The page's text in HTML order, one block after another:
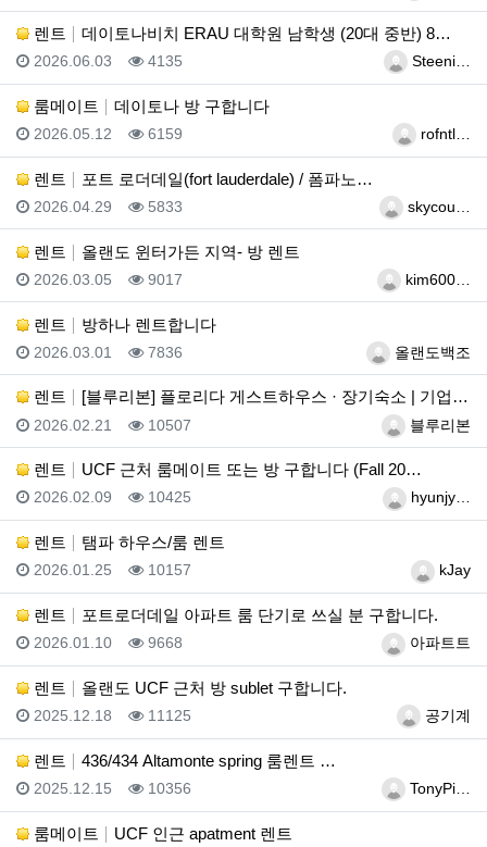
렌트 데이토나비치 ERAU 대학원 남학생 (20대 중반) 8…
등록자Steeni…
등록일
2026.06.03 조회
4135
룸메이트 데이토나 방 구합니다
등록자rofntl…
등록일
2026.05.12 조회
6159
렌트 포트 로더데일(fort lauderdale) / 폼파노…
등록자skycou…
등록일
2026.04.29 조회
5833
렌트 올랜도 윈터가든 지역- 방 렌트
등록자kim600…
등록일
2026.03.05 조회
9017
렌트 방하나 렌트합니다
등록자올랜도백조
등록일
2026.03.01 조회
7836
렌트 [블루리본] 플로리다 게스트하우스 · 장기숙소 | 기업…
등록자블루리본
등록일
2026.02.21 조회
10507
렌트 UCF 근처 룸메이트 또는 방 구합니다 (Fall 20…
등록자hyunjy…
등록일
2026.02.09 조회
10425
렌트 탬파 하우스/룸 렌트
등록자kJay
등록일
2026.01.25 조회
10157
렌트 포트로더데일 아파트 룸 단기로 쓰실 분 구합니다.
등록자아파트트
등록일
2026.01.10 조회
9668
렌트 올랜도 UCF 근처 방 sublet 구합니다.
등록자공기계
등록일
2025.12.18 조회
11125
렌트 436/434 Altamonte spring 룸렌트 …
등록자TonyPi…
등록일
2025.12.15 조회
10356
룸메이트 UCF 인근 apatment 렌트